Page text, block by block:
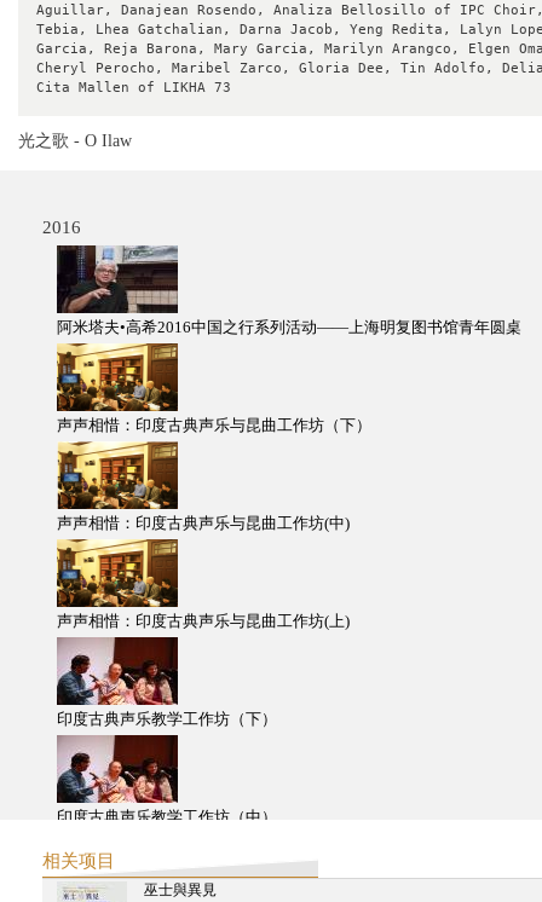
Aguillar, Danajean Rosendo, Analiza Bellosillo of IPC
Tebia, Lhea Gatchalian, Darna Jacob, Yeng Redita, Lalyn
Garcia, Reja Barona, Mary Garcia, Marilyn Arangco, Elgen
Cheryl Perocho, Maribel Zarco, Gloria Dee, Tin Adolfo,
Cita Mallen of LIKHA 73
光之歌 - O Ilaw
2016
阿米塔夫•高希2016中国之行系列活动——上海明复图书馆青年圆桌
声声相惜：印度古典声乐与昆曲工作坊（下）
声声相惜：印度古典声乐与昆曲工作坊(中)
声声相惜：印度古典声乐与昆曲工作坊(上)
印度古典声乐教学工作坊（下）
印度古典声乐教学工作坊（中）
相关项目
巫士與異見